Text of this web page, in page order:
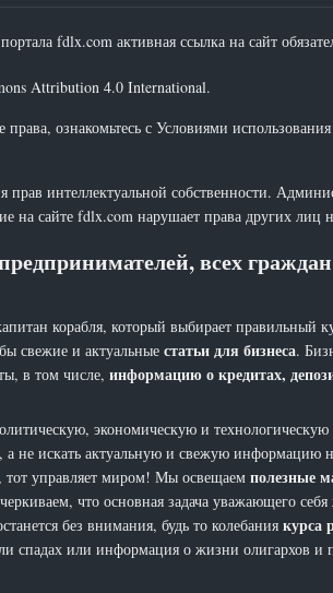
fdlx.com активная ссылка на сайт
Attribution 4.0 International.
ознакомьтесь с Условиями
интеллектуальной собственности.
сайте fdlx.com нарушает права других лиц
всех
корабля, который выбирает правильный
свежие и актуальные статьи для бизнеса.
в том числе, информацию о кредитах,
экономическую и
не искать актуальную и свежую информацию
тот управляет миром! Мы освещаем полезные
что основная задача уважающего
без внимания, будь то колебания курса
спадах или информация о жизни олигархов и